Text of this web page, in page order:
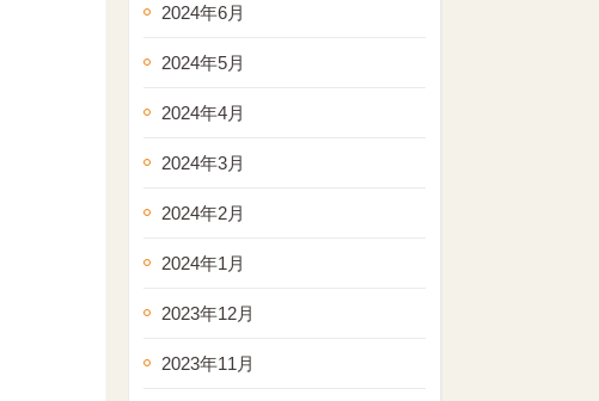
2024年6月
2024年5月
2024年4月
2024年3月
2024年2月
2024年1月
2023年12月
2023年11月